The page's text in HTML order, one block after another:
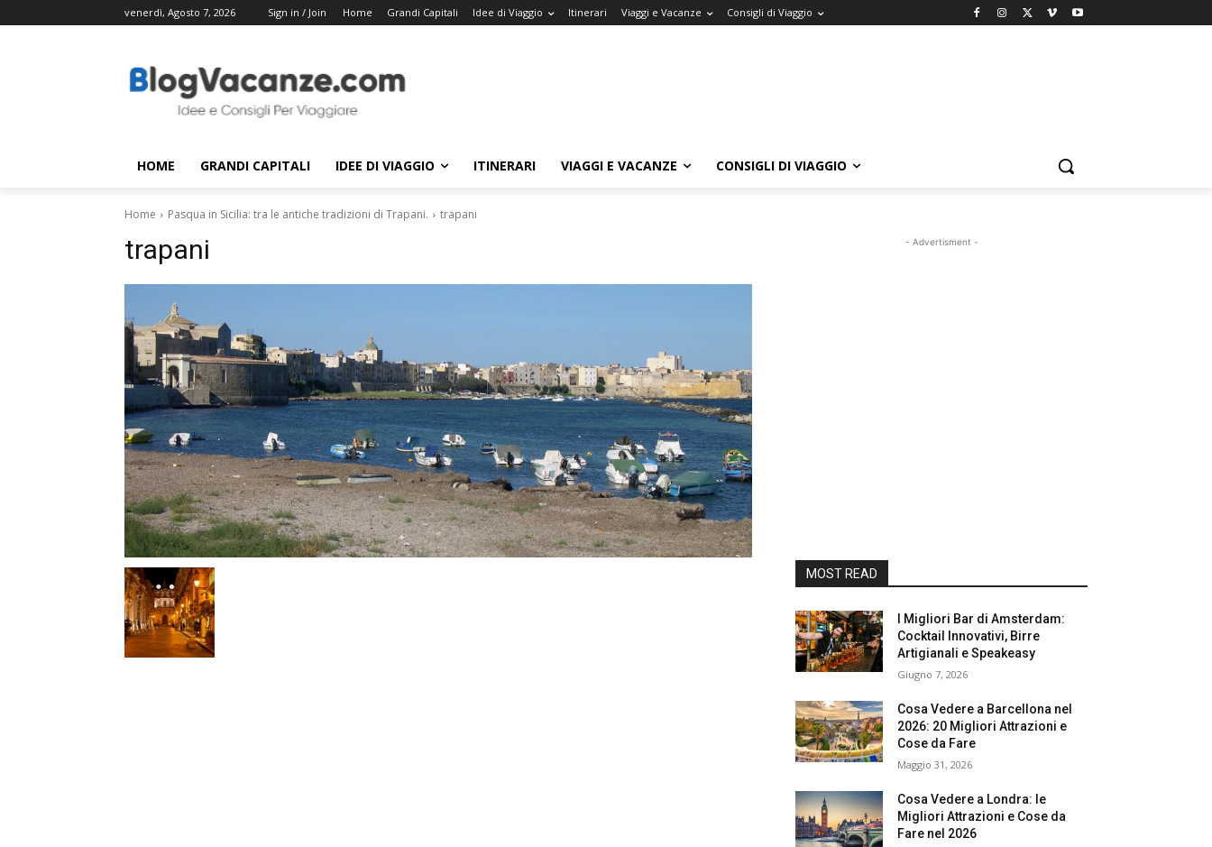
venerdì, Agosto 7, 2026 Sign in / Join Home Grandi Capitali Idee di Viaggio Itinerari Viaggi e Vacanze Consigli di Viaggio
HOME GRANDI CAPITALI IDEE DI VIAGGIO ITINERARI VIAGGI E VACANZE CONSIGLI DI VIAGGIO
Home Pasqua in Sicilia: tra le antiche tradizioni di Trapani. trapani
trapani - Advertisment -
MOST READ
I Migliori Bar di Amsterdam:
Cocktail Innovativi, Birre
Artigianali e Speakeasy
Giugno 7, 2026
Cosa Vedere a Barcellona nel
2026: 20 Migliori Attrazioni e
Cose da Fare
Maggio 31, 2026
Cosa Vedere a Londra: le
Migliori Attrazioni e Cose da
Fare nel 2026